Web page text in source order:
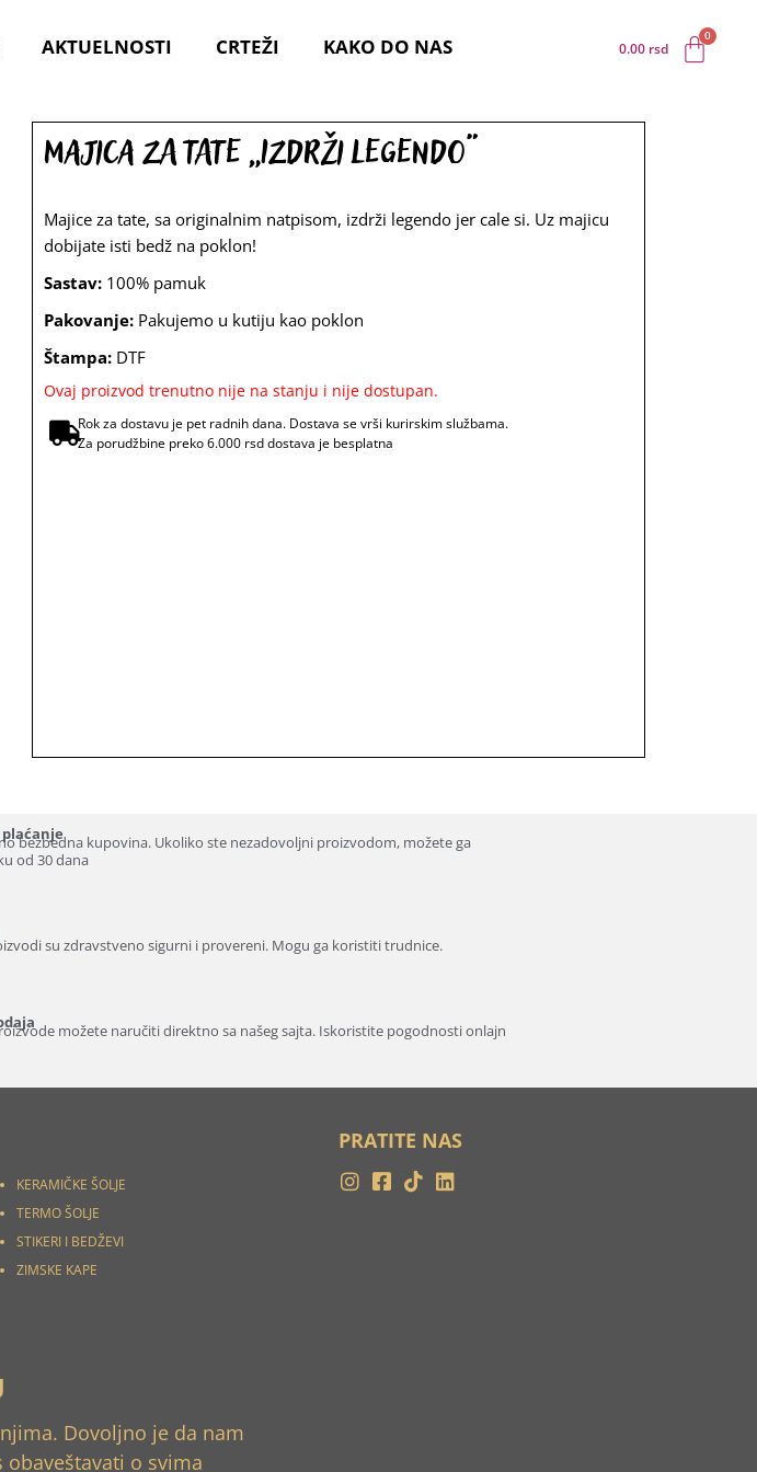
AKTUELNOSTI CRTEŽI KAKO DO NAS 0.00 rsd
Majica za tate „Izdrži legendo“
Majice za tate, sa originalnim natpisom, izdrži legendo jer cale si. Uz majicu
dobijate isti bedž na poklon!
Sastav:100% pamuk
Pakovanje:Pakujemo u kutiju kao poklon
Štampa:DTF
Ovaj proizvod trenutno nije na stanju i nije dostupan.
Rok za dostavu je pet radnih dana. Dostava se vrši kurirskim službama.
Za porudžbine preko 6.000 rsd dostava je besplatna
plaćanje
bezbedna kupovina. Ukoliko ste nezadovoljni proizvodom, možete ga
od 30 dana
su zdravstveno sigurni i provereni. Mogu ga koristiti trudnice.
možete naručiti direktno sa našeg sajta. Iskoristite pogodnosti onlajn
KERAMIČKE ŠOLJE
TERMO ŠOLJE
STIKERI I BEDŽEVI
ZIMSKE KAPE
Dovoljno je da nam
o svima
PRATITE NAS